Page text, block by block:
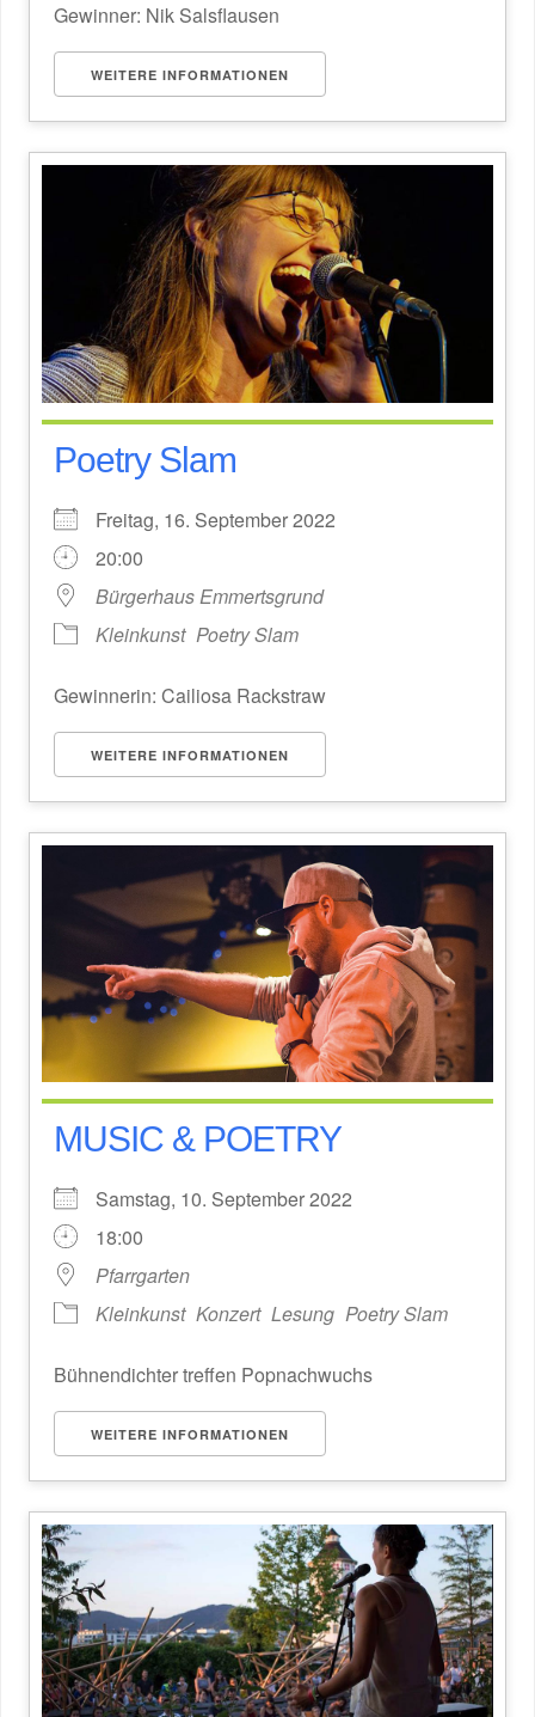
Gewinner: Nik Salsflausen
WEITERE INFORMATIONEN
Poetry Slam
Freitag, 16. September 2022
20:00
Bürgerhaus Emmertsgrund
Kleinkunst Poetry Slam
Gewinnerin: Cailiosa Rackstraw
WEITERE INFORMATIONEN
MUSIC & POETRY
Samstag, 10. September 2022
18:00
Pfarrgarten
Kleinkunst Konzert Lesung Poetry Slam
Bühnendichter treffen Popnachwuchs
WEITERE INFORMATIONEN